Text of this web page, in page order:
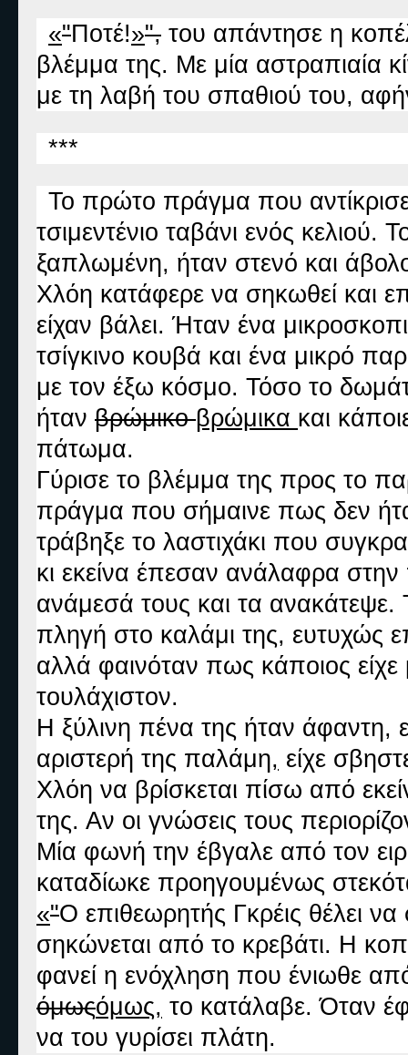
«"Ποτέ!»", του απάντησε η
βλέμμα της. Με μία αστραπιαία
με τη λαβή του σπαθιού του,
***
Το πρώτο πράγμα που
τσιμεντένιο ταβάνι ενός
ξαπλωμένη, ήταν στενό και
Χλόη κατάφερε να σηκωθεί και
είχαν βάλει. Ήταν ένα
τσίγκινο κουβά και ένα μικρό
με τον έξω κόσμο. Τόσο το
ήταν βρώμικοβρώμικα και
πάτωμα.
Γύρισε το βλέμμα της προς το
πράγμα που σήμαινε πως δεν
τράβηξε το λαστιχάκι που
κι εκείνα έπεσαν ανάλαφρα
ανάμεσά τους και τα
πληγή στο καλάμι της, ευτυχώς
αλλά φαινόταν πως κάποιος
τουλάχιστον.
Η ξύλινη πένα της ήταν άφαντη,
αριστερή της παλάμη, είχε
Χλόη να βρίσκεται πίσω από
της. Αν οι γνώσεις τους
Μία φωνή την έβγαλε από τον
καταδίωκε προηγουμένως
«"Ο επιθεωρητής Γκρέις θέλει να
σηκώνεται από το κρεβάτι. Η
φανεί η ενόχληση που ένιωθε
όμωςόμως, το κατάλαβε. Όταν
να του γυρίσει πλάτη.